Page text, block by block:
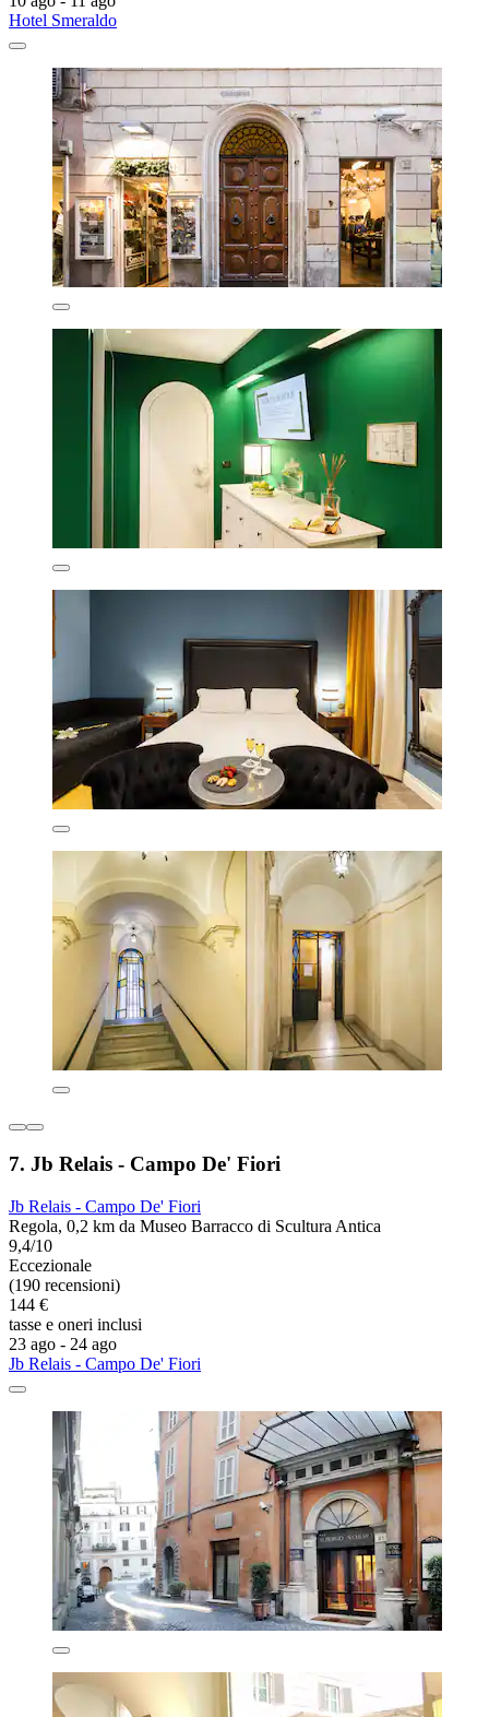
Hotel Smeraldo
7. Jb Relais - Campo De' Fiori
Jb Relais - Campo De' Fiori
Regola, 0,2 km da Museo Barracco di Scultura Antica
9,4/10
Eccezionale
(190 recensioni)
144 €
tasse e oneri inclusi
23 ago - 24 ago
Jb Relais - Campo De' Fiori